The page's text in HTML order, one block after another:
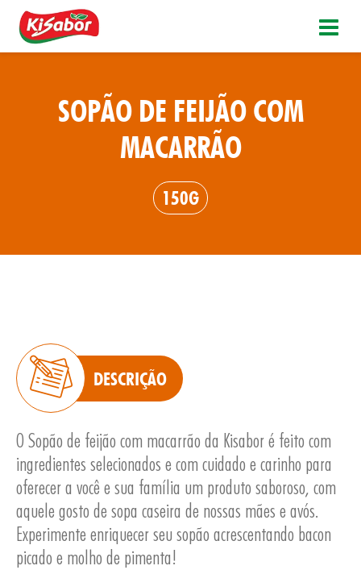
SOPÃO DE FEIJÃO COM
MACARRÃO
150G
DESCRIÇÃO
O Sopão de feijão com macarrão da Kisabor é feito com
ingredientes selecionados e com cuidado e carinho para
oferecer a você e sua família um produto saboroso, com
aquele gosto de sopa caseira de nossas mães e avós.
Experimente enriquecer seu sopão acrescentando bacon
picado e molho de pimenta!